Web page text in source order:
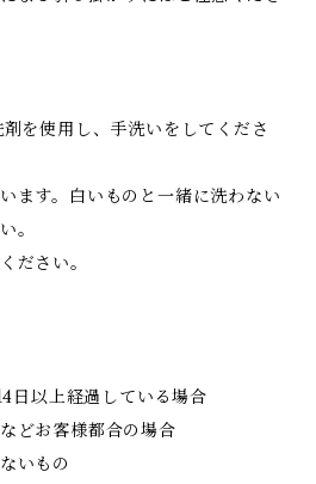
を使用し、手洗いをしてくださ
ます。白いものと一緒に洗わない
。
ださい。
日以上経過している場合
どお客様都合の場合
いもの